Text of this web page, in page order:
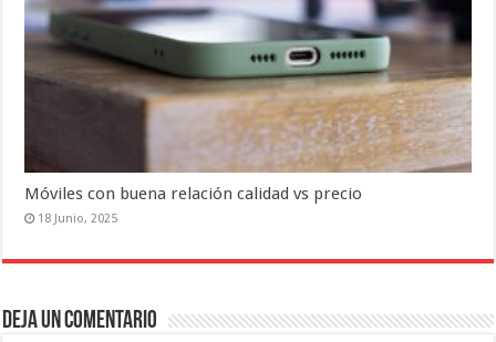
Móviles con buena relación calidad vs precio
18 Junio, 2025
Deja un comentario